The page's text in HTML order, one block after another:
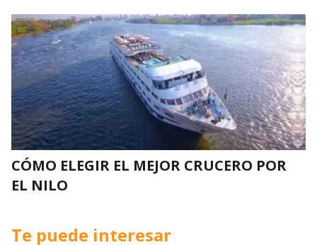
CÓMO ELEGIR EL MEJOR CRUCERO POR
EL NILO
Te puede interesar